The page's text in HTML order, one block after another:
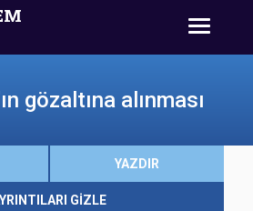
gözaltına alınması
YAZDIR
GİZLE